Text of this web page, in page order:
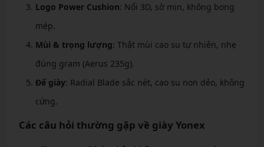
Logo Power Cushion: Nổi 3D, sờ mịn, không bong
mép.
Mùi & trọng lượng: Thật mùi cao su tự nhiên, nhẹ
đúng gram (Aerus 235g).
Đế giày: Radial Blade sắc nét, cao su non dẻo, không
cứng.
Các câu hỏi thường gặp về giày Yonex